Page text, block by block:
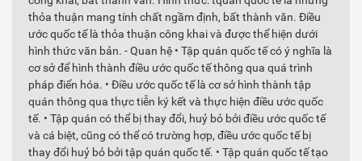
thỏa thuận mang tính chất ngầm định, bất thành văn. Điều
ước quốc tế là thỏa thuận công khai và được thể hiện dưới
hình thức văn bản. - Quan hệ • Tập quán quốc tế có ý nghĩa là
cơ sở để hình thành điều ước quốc tế thông qua quá trình
pháp điển hóa. • Điều ước quốc tế là cơ sở hình thành tập
quán thông qua thực tiễn ký kết và thực hiện điều ước quốc
tế. • Tập quán có thể bị thay đổi, huỷ bỏ bởi điều ước quốc tế
và cá biệt, cũng có thể có trường hợp, điều ước quốc tế bị
thay đổi huỷ bỏ bởi tập quán quốc tế. • Tập quán quốc tế tạo